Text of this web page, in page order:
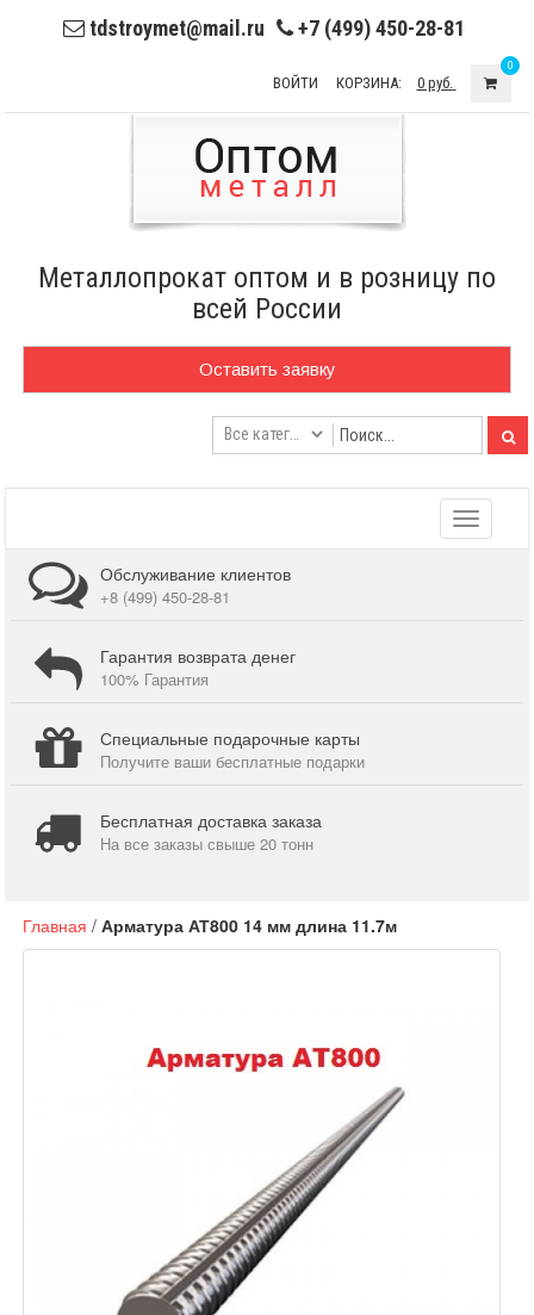
tdstroymet@mail.ru +7 (499) 450-28-81
ВОЙТИ КОРЗИНА: 0 руб.
0
Металлопрокат оптом и в розницу по
всей России
Оставить заявку
Toggle
Обслуживание клиентов
+8 (499) 450-28-81
Гарантия возврата денег
100% Гарантия
Специальные подарочные карты
Получите ваши бесплатные подарки
Бесплатная доставка заказа
На все заказы свыше 20 тонн
Главная /Арматура АТ800 14 мм длина 11.7м